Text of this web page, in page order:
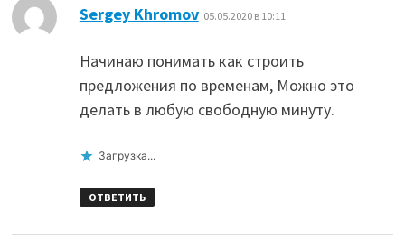
Sergey Khromov: 05.05.2020 в 10:11
Начинаю понимать как строить
предложения по временам, Можно это
делать в любую свободную минуту.
Загрузка...
ОТВЕТИТЬ